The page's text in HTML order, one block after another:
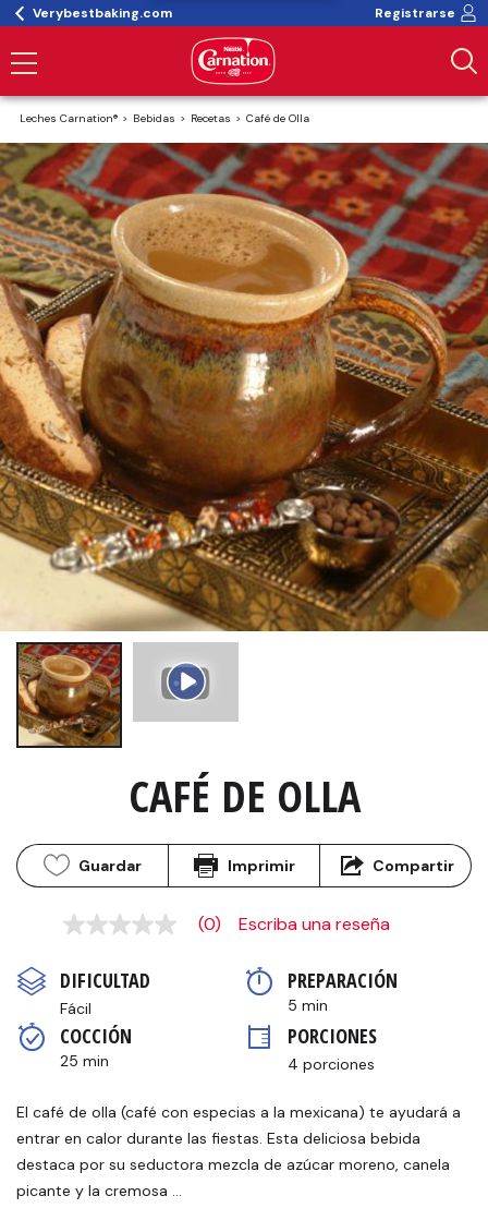
Verybestbaking.com Registrarse
Leches Carnation® Bebidas Recetas Café de Olla
CAFÉ DE OLLA
Guardar Imprimir Compartir
Sin
en
la
misma
página.
(0) Escriba una reseña
DIFICULTAD
Fácil
PREPARACIÓN
5 min
COCCIÓN
25 min
PORCIONES
4 porciones
El café de olla (café con especias a la mexicana) te ayudará a
entrar en calor durante las fiestas. Esta deliciosa bebida
destaca por su seductora mezcla de azúcar moreno, canela
picante y la cremosa …